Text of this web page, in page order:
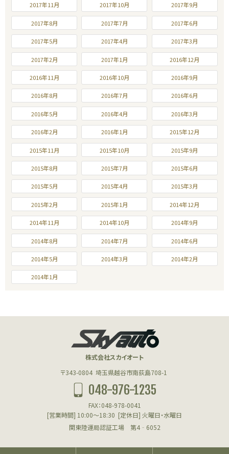
2017年11月 2017年10月 2017年9月
2017年8月 2017年7月 2017年6月
2017年5月 2017年4月 2017年3月
2017年2月 2017年1月 2016年12月
2016年11月 2016年10月 2016年9月
2016年8月 2016年7月 2016年6月
2016年5月 2016年4月 2016年3月
2016年2月 2016年1月 2015年12月
2015年11月 2015年10月 2015年9月
2015年8月 2015年7月 2015年6月
2015年5月 2015年4月 2015年3月
2015年2月 2015年1月 2014年12月
2014年11月 2014年10月 2014年9月
2014年8月 2014年7月 2014年6月
2014年5月 2014年3月 2014年2月
2014年1月
株式会社スカイオート
〒343-0804 埼玉県越谷市南荻島708-1
048-976-1235
FAX：048-978-0041
[営業時間] 10:00～18:30 [定休日] 火曜日・水曜日
関東陸運局認証工場 第4‐6052